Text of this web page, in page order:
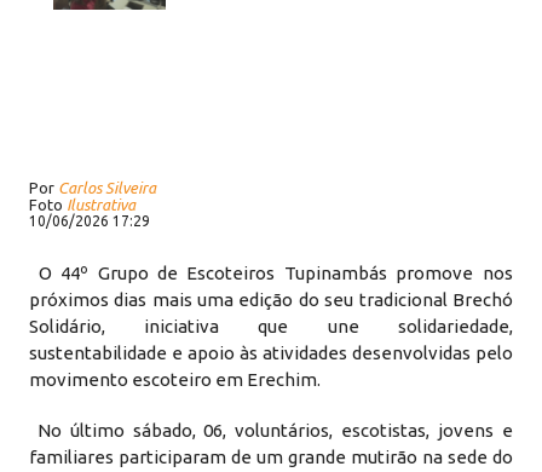
Por Carlos Silveira
Foto Ilustrativa
10/06/2026 17:29
O 44º Grupo de Escoteiros Tupinambás promove nos
próximos dias mais uma edição do seu tradicional Brechó
Solidário, iniciativa que une solidariedade,
sustentabilidade e apoio às atividades desenvolvidas pelo
movimento escoteiro em Erechim.
No último sábado, 06, voluntários, escotistas, jovens e
familiares participaram de um grande mutirão na sede do